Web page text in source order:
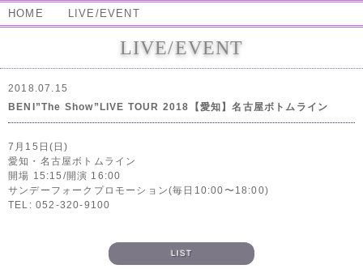
HOME LIVE/EVENT
LIVE/EVENT
2018.07.15
BENI”The Show”LIVE TOUR 2018【愛知】名古屋ボトムライン
7月15日(日)
愛知・名古屋ボトムライン
開場 15:15/開演 16:00
サンデーフォークプロモーション(毎日10:00〜18:00)
TEL: 052-320-9100
LIST